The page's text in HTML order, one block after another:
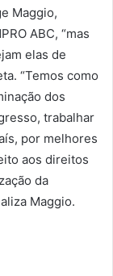
Maggio,
ABC, “mas
elas de
“Temos como
dos
trabalhar
por melhores
aos direitos
da
Maggio.